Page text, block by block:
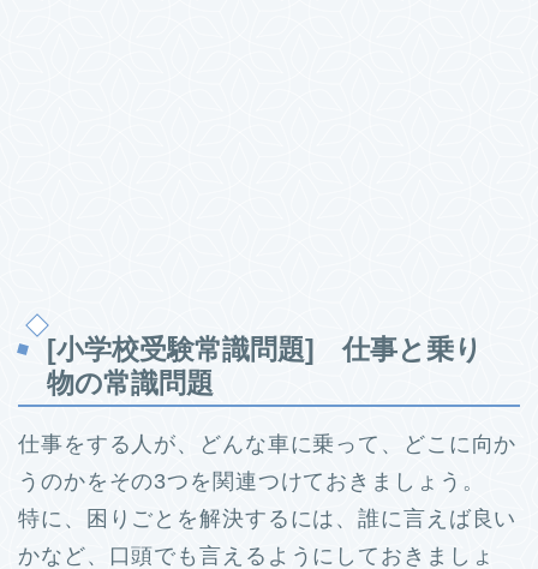
[小学校受験常識問題] 仕事と乗り
物の常識問題
仕事をする人が、どんな車に乗って、どこに向か
うのかをその3つを関連つけておきましょう。
特に、困りごとを解決するには、誰に言えば良い
かなど、口頭でも言えるようにしておきましょ